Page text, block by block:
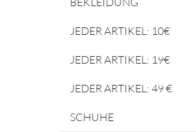
JEDER ARTIKEL: 10€
JEDER ARTIKEL: 19€
JEDER ARTIKEL: 49 €
SCHUHE